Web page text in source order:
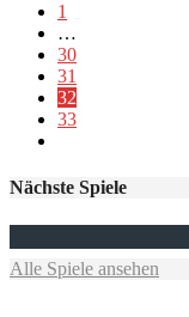
1
…
30
31
32
33
Nächste Spiele
Alle Spiele ansehen